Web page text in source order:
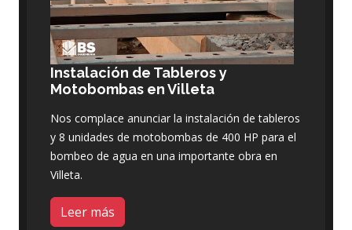
Instalación de Tableros y
Motobombas en Villeta
Nos complace anunciar la instalación de tableros
y 8 unidades de motobombas de 400 HP para el
bombeo de agua en una importante obra en
Villeta.
Leer más